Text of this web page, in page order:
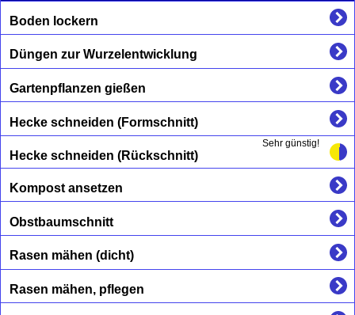
Boden lockern
Düngen zur Wurzelentwicklung
Gartenpflanzen gießen
Hecke schneiden (Formschnitt)
Sehr günstig!
Hecke schneiden (Rückschnitt)
Kompost ansetzen
Obstbaumschnitt
Rasen mähen (dicht)
Rasen mähen, pflegen